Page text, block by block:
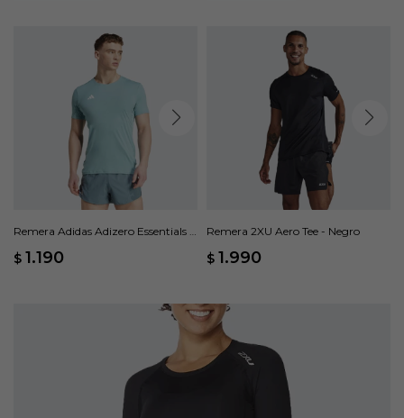
Remera Adidas Adizero Essentials -
$ 1.190
Remera 2XU Aero Tee - Negro
$ 1.990